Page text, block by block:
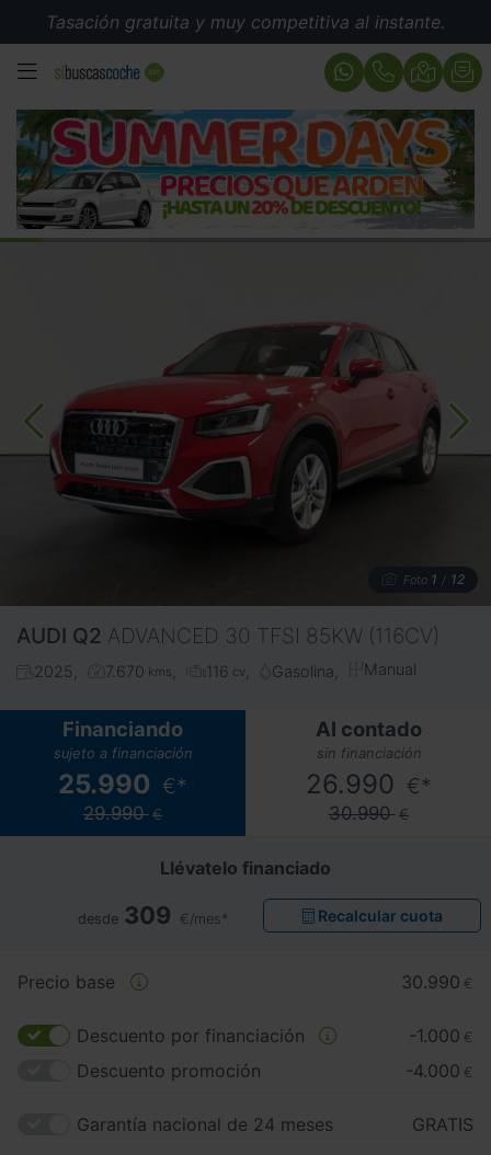
Tasación gratuita y muy competitiva al instante.
MENÚ
Foto 1 / 12
AUDI Q2 ADVANCED 30 TFSI 85KW (116CV)
2025 7.670 kms 116 cv Gasolina Manual
Financiando
sujeto a financiación
25.990 €*
29.990 €
Al contado
sin financiación
26.990 €*
30.990 €
Llévatelo financiado
desde 309 €/mes* Recalcular cuota
Precio base 30.990 €
Descuento por financiación -1.000 €
Descuento promoción -4.000 €
Garantía nacional de 24 meses GRATIS